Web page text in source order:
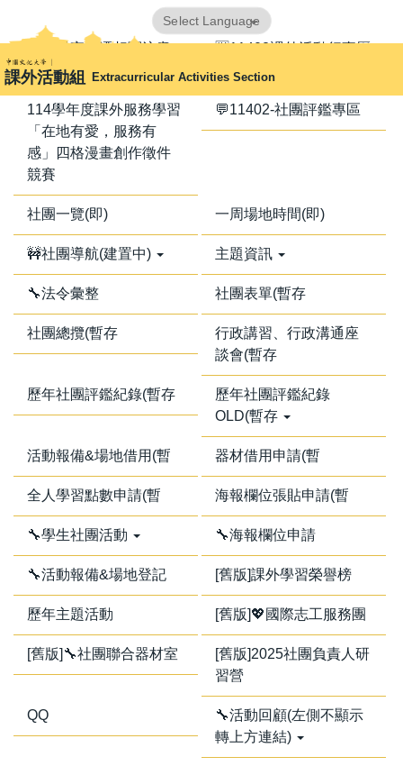
到
主
要
內
課外活動組 Extracurricular Activities Section
Translate
📢器材室搬遷相關注意
事項📢
🈺11402課外活動行事曆
114學年度課外服務學習
「在地有愛，服務有
感」四格漫畫創作徵件
競賽
💬11402-社團評鑑專區
社團一覽(即) 一周場地時間(即)
🚧社團導航(建置中) 主題資訊
🔧法令彙整 社團表單(暫存
社團總攬(暫存
行政講習、行政溝通座
談會(暫存
歷年社團評鑑紀錄(暫存
歷年社團評鑑紀錄
OLD(暫存
活動報備&場地借用(暫 器材借用申請(暫
全人學習點數申請(暫 海報欄位張貼申請(暫
🔧學生社團活動 🔧海報欄位申請
🔧活動報備&場地登記 [舊版]課外學習榮譽榜
歷年主題活動 [舊版]💖國際志工服務團
[舊版]🔧社團聯合器材室
[舊版]2025社團負責人研
習營
QQ
🔧活動回顧(左側不顯示
轉上方連結)